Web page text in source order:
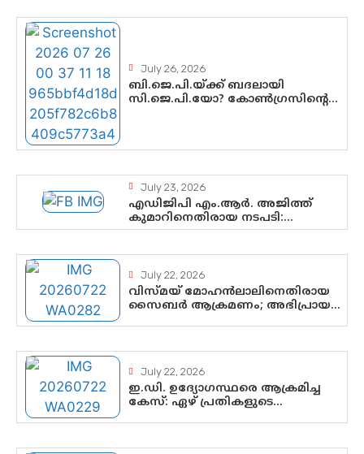
July 26, 2026
ബി.ജെ.പി.യ്ക്ക് ബദലായി
സി.ജെ.പി.യോ? കോൺഗ്രസിന്റെ
രാഷ്ട്രീയത്തിലെ പുതിയ
July 23, 2026
എഡിജിപി എം.ആർ. അജിത്ത്
കുമാറിനെതിരായ നടപടി:
സസ്പെൻഷനിൽ ഒതുങ്ങുമോ,
നടപടികളിലേക്കോ?
July 22, 2026
വിസ്മയ് മോഹൻലാലിനെതിരായ
സൈബർ ആക്രമണം; അഭിപ്രായ
July 22, 2026
ഇ.ഡി. ഉദ്യോഗസ്ഥരെ ആക്രമിച്ച
കേസ്: ഏഴ് പ്രതികളുടെ